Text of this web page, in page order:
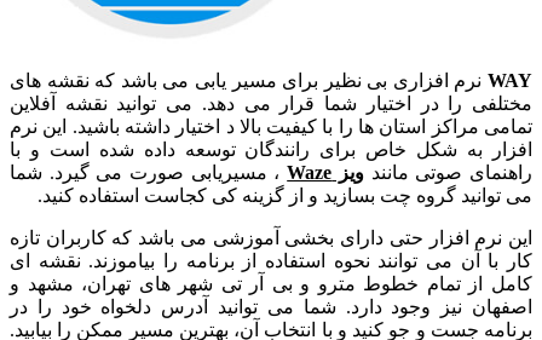
WAY نرم افزاری بی نظیر برای مسیر یابی می باشد که نقشه های
مختلفی را در اختیار شما قرار می دهد. می توانید نقشه آفلاین
تمامی مراکز استان ها را با کیفیت بالا د اختیار داشته باشید. این نرم
افزار به شکل خاص برای رانندگان توسعه داده شده است و با
راهنمای صوتی مانندویز Waze
، مسیریابی صورت می گیرد. شما
می توانید گروه چت بسازید و از گزینه کی کجاست استفاده کنید.
این نرم افزار حتی دارای بخشی آموزشی می باشد که کاربران تازه
کار با آن می توانند نحوه استفاده از برنامه را بیاموزند. نقشه ای
کامل از تمام خطوط مترو و بی آر تی شهر های تهران، مشهد و
اصفهان نیز وجود دارد. شما می توانید آدرس دلخواه خود را در
برنامه جست و جو کنید و با انتخاب آن، بهترین مسیر ممکن را بیابید.